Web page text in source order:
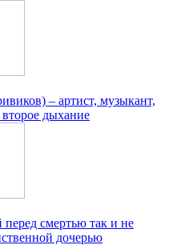
– артист, музыкант,
дыхание
смертью так и не
дочерью